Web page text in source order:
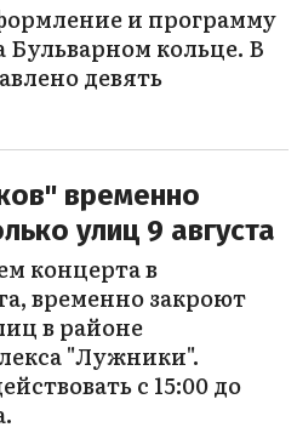
и программу
кольце. В
девять
временно
улиц 9 августа
концерта в
временно закроют
в районе
"Лужники".
с 15:00 до